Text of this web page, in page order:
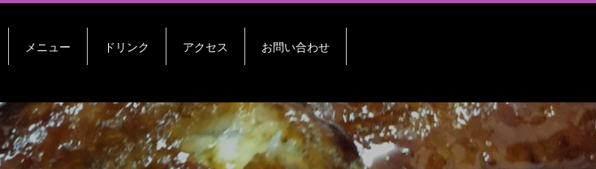
メニュー ドリンク アクセス お問い合わせ